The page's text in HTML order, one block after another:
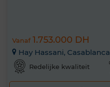
Vanaf 1.753.000 DH
Hay Hassani, Casablanca
Redelijke kwaliteit